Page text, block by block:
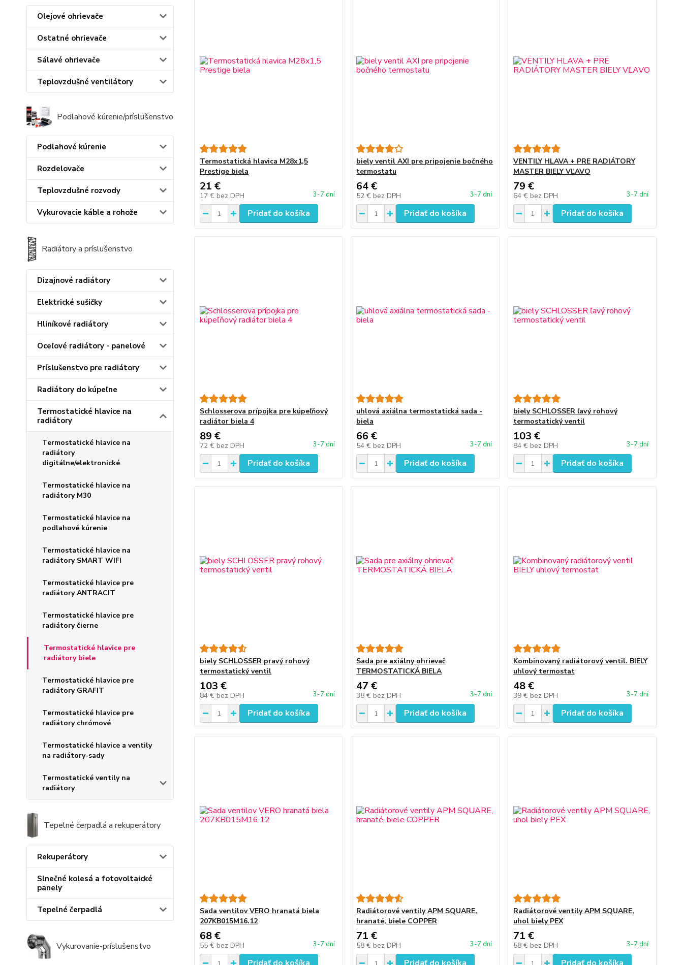
Olejové ohrievače
Ostatné ohrievače
Sálavé ohrievače
Teplovzdušné ventilátory
Podlahové kúrenie/príslušenstvo
Podlahové kúrenie
Rozdelovače
Teplovzdušné rozvody
Vykurovacie káble a rohože
Radiátory a príslušenstvo
Dizajnové radiátory
Elektrické sušičky
Hliníkové radiátory
Oceľové radiátory - panelové
Príslušenstvo pre radiátory
Radiátory do kúpeľne
Termostatické hlavice na
radiátory
Termostatické hlavice na
radiátory
digitálne/elektronické
Termostatické hlavice na
radiátory M30
Termostatické hlavice na
podlahové kúrenie
Termostatické hlavice na
radiátory SMART WIFI
Termostatické hlavice pre
radiátory ANTRACIT
Termostatické hlavice pre
radiátory čierne
Termostatické hlavice pre
radiátory biele
Termostatické hlavice pre
radiátory GRAFIT
Termostatické hlavice pre
radiátory chrómové
Termostatické hlavice a ventily
na radiátory-sady
Termostatické ventily na
radiátory
Tepelné čerpadlá a rekuperátory
Rekuperátory
Slnečné kolesá a fotovoltaické
panely
Tepelné čerpadlá
Vykurovanie-príslušenstvo
Termostatická hlavica M28x1,5
Prestige biela
21 €
17 € bez DPH 3-7 dní
Pridať do košíka
biely ventil AXI pre pripojenie bočného
termostatu
64 €
52 € bez DPH 3-7 dní
Pridať do košíka
VENTILY HLAVA + PRE RADIÁTORY
MASTER BIELY VĽAVO
79 €
64 € bez DPH 3-7 dní
Pridať do košíka
Schlosserova prípojka pre kúpeľňový
radiátor biela 4
89 €
72 € bez DPH 3-7 dní
Pridať do košíka
uhlová axiálna termostatická sada -
biela
66 €
54 € bez DPH 3-7 dní
Pridať do košíka
biely SCHLOSSER ľavý rohový
termostatický ventil
103 €
84 € bez DPH 3-7 dní
Pridať do košíka
biely SCHLOSSER pravý rohový
termostatický ventil
103 €
84 € bez DPH 3-7 dní
Pridať do košíka
Sada pre axiálny ohrievač
TERMOSTATICKÁ BIELA
47 €
38 € bez DPH 3-7 dní
Pridať do košíka
Kombinovaný radiátorový ventil. BIELY
uhlový termostat
48 €
39 € bez DPH 3-7 dní
Pridať do košíka
Sada ventilov VERO hranatá biela
207KB015M16.12
68 €
55 € bez DPH 3-7 dní
Radiátorové ventily APM SQUARE,
hranaté, biele COPPER
71 €
58 € bez DPH 3-7 dní
Radiátorové ventily APM SQUARE,
uhol biely PEX
71 €
58 € bez DPH 3-7 dní